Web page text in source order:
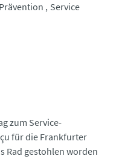
Prävention
Service
zum Service-
für die Frankfurter
Rad gestohlen worden